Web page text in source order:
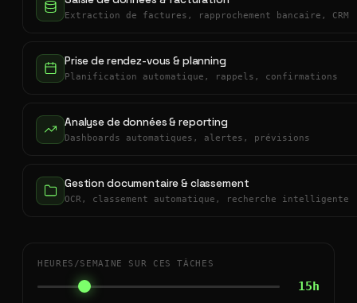
Extraction de factures, rapprochement bancaire, CRM
Prise de rendez-vous & planning
Planification automatique, rappels, confirmations
Analyse de données & reporting
Dashboards automatiques, alertes, prévisions
Gestion documentaire & classement
OCR, classement automatique, recherche intelligente
HEURES/SEMAINE SUR CES TÂCHES
15h